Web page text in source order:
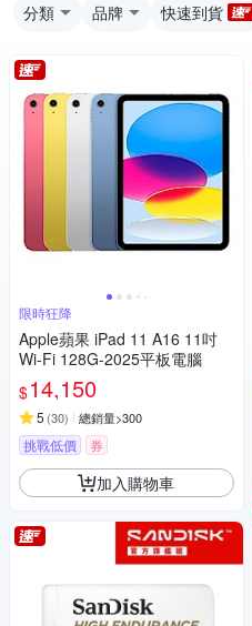
分類 品牌 快速到貨
限時狂降
Apple蘋果 iPad 11 A16 11吋
Wi-Fi 128G-2025平板電腦
$14,150
5 (30) 總銷量>300
挑戰低價 券
加入購物車